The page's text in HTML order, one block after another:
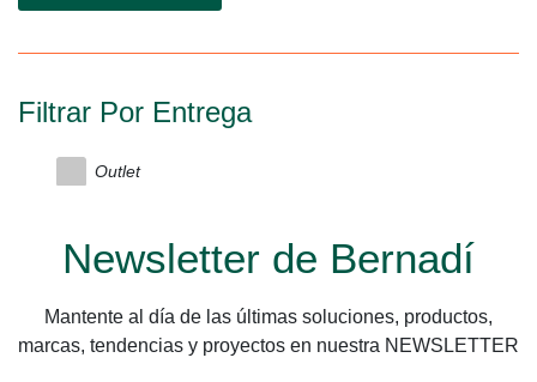
Filtrar Por Entrega
Outlet
Newsletter de Bernadí
Mantente al día de las últimas soluciones, productos,
marcas, tendencias y proyectos en nuestra NEWSLETTER